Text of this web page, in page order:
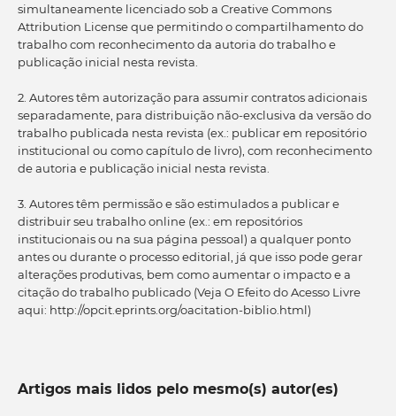
simultaneamente licenciado sob a Creative Commons
Attribution License que permitindo o compartilhamento do
trabalho com reconhecimento da autoria do trabalho e
publicação inicial nesta revista.
2. Autores têm autorização para assumir contratos adicionais
separadamente, para distribuição não-exclusiva da versão do
trabalho publicada nesta revista (ex.: publicar em repositório
institucional ou como capítulo de livro), com reconhecimento
de autoria e publicação inicial nesta revista.
3. Autores têm permissão e são estimulados a publicar e
distribuir seu trabalho online (ex.: em repositórios
institucionais ou na sua página pessoal) a qualquer ponto
antes ou durante o processo editorial, já que isso pode gerar
alterações produtivas, bem como aumentar o impacto e a
citação do trabalho publicado (Veja O Efeito do Acesso Livre
aqui: http://opcit.eprints.org/oacitation-biblio.html)
Artigos mais lidos pelo mesmo(s) autor(es)